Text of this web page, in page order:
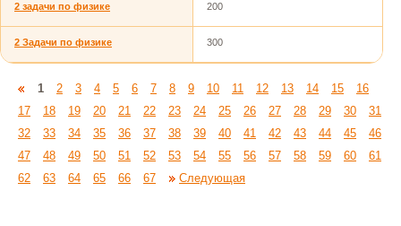
2 задачи по физике 200
2 Задачи по физике 300
1 2 3 4 5 6 7 8 9 10 11 12 13 14 15
16
17
18 19 20 21 22 23 24 25 26 27 28 29 30
31
32
33 34 35 36 37 38 39 40 41 42 43 44 45
46
47
48 49 50 51 52 53 54 55 56 57 58 59 60
61
62
63 64 65 66 67 Следующая